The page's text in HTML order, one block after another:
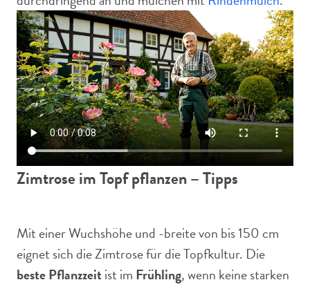
Zimtrose im Topf pflanzen – Tipps
Mit einer Wuchshöhe und -breite von bis 150 cm
eignet sich die Zimtrose für die Topfkultur. Die
beste Pflanzzeitist im Frühling, wenn keine starken